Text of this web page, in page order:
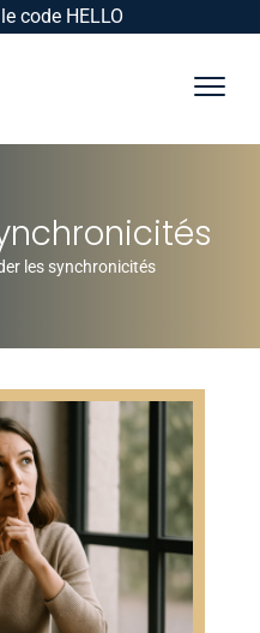
code HELLO
les synchronicités